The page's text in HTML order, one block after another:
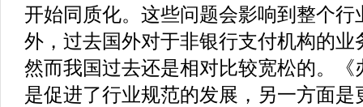
开始同质化。这些问题会影响到整个行
外，过去国外对于非银行支付机构的业
然而我国过去还是相对比较宽松的。《
是促进了行业规范的发展，另一方面